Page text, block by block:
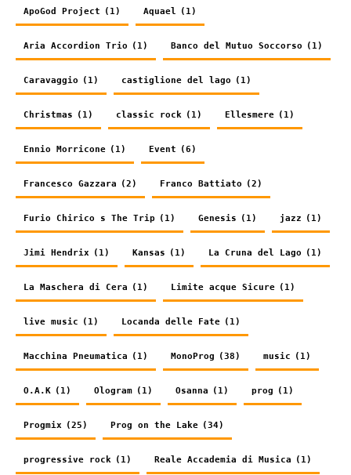
ApoGod Project (1) Aquael (1)
Aria Accordion Trio (1) Banco del Mutuo Soccorso (1)
Caravaggio (1) castiglione del lago (1)
Christmas (1) classic rock (1) Ellesmere (1)
Ennio Morricone (1) Event (6)
Francesco Gazzara (2) Franco Battiato (2)
Furio Chirico s The Trip (1) Genesis (1) jazz (1)
Jimi Hendrix (1) Kansas (1) La Cruna del Lago (1)
La Maschera di Cera (1) Limite acque Sicure (1)
live music (1) Locanda delle Fate (1)
Macchina Pneumatica (1) MonoProg (38) music (1)
O.A.K (1) Ologram (1) Osanna (1) prog (1)
Progmix (25) Prog on the Lake (34)
progressive rock (1) Reale Accademia di Musica (1)